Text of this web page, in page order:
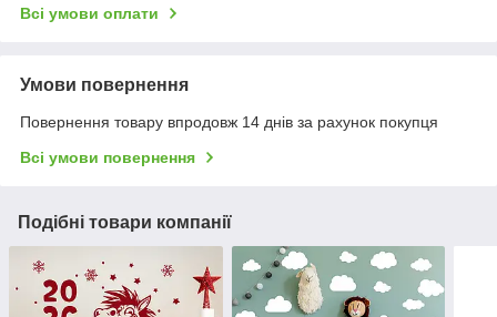
Всі умови оплати
Умови повернення
Повернення товару впродовж 14 днів за рахунок покупця
Всі умови повернення
Подібні товари компанії